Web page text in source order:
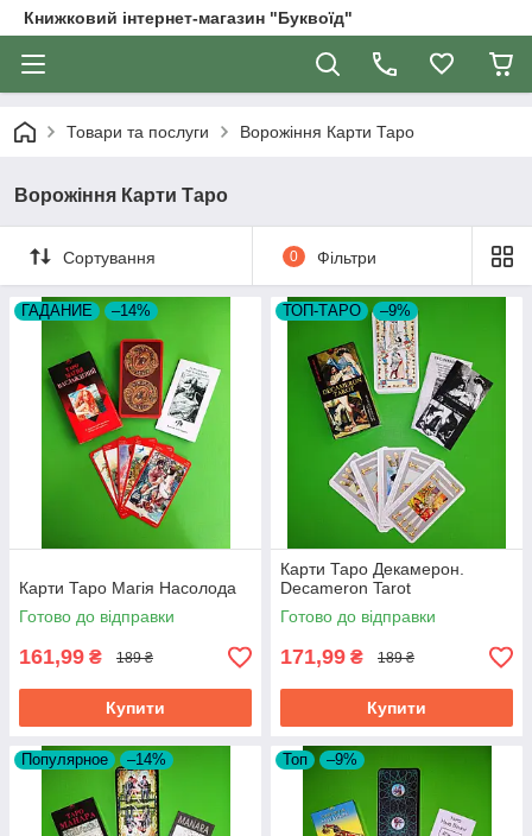
Книжковий інтернет-магазин "Буквоїд"
Товари та послуги Ворожіння Карти Таро
Ворожіння Карти Таро
Сортування 0 Фільтри
ГАДАНИЕ –14%
Карти Таро Магія Насолода
Готово до відправки
161,99 ₴ 189 ₴
Купити
ТОП-ТАРО –9%
Карти Таро Декамерон.
Decameron Tarot
Готово до відправки
171,99 ₴ 189 ₴
Купити
Популярное –14% Топ –9%